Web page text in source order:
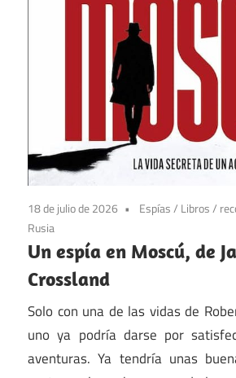
18 de julio de 2026 Espías/ Libros/
Rusia
Un espía en Moscú, de
Crossland
Solo con una de las vidas de
uno ya podría darse por
aventuras. Ya tendría unas